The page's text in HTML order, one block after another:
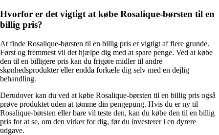
Hvorfor er det vigtigt at købe Rosalique-børsten til en
billig pris?
At finde Rosalique-børsten til en billig pris er vigtigt af flere grunde.
Først og fremmest vil det hjælpe dig med at spare penge. Ved at købe
den til en billigere pris kan du frigøre midler til andre
skønhedsprodukter eller endda forkæle dig selv med en dejlig
behandling.
Derudover kan du ved at købe Rosalique-børsten til en billig pris også
prøve produktet uden at tømme din pengepung. Hvis du er ny til
Rosalique-børsten eller bare vil teste den, kan du købe den til en billig
pris for at se, om den virker for dig, før du investerer i en dyrere
udgave.